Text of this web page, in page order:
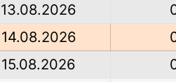
13.08.2026
14.08.2026
15.08.2026